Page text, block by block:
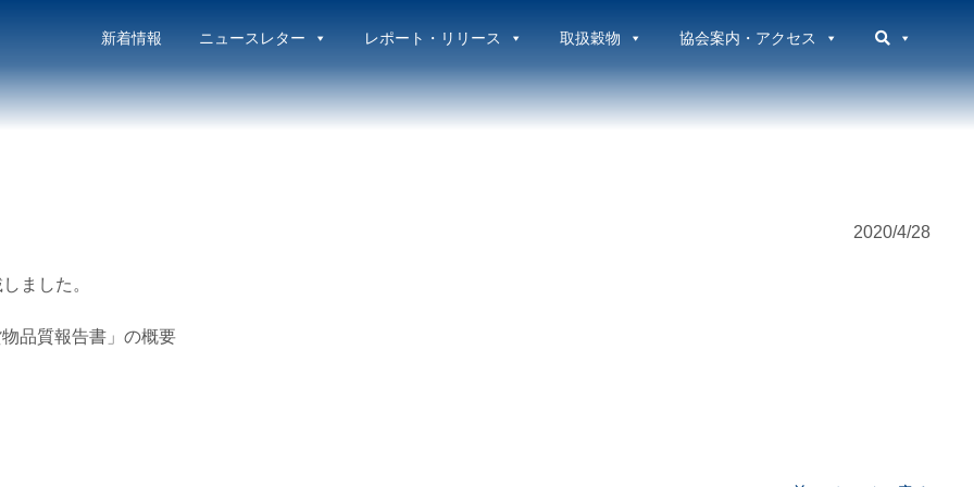
新着情報 ニュースレター レポート・リリース 取扱穀物 協会案内・アクセス
2020/4/28
ました。
品質報告書」の概要